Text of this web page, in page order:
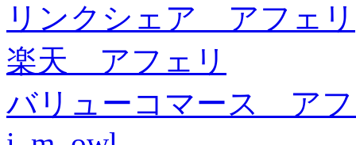
リンクシェア アフェリ
楽天 アフェリ
バリューコマース ア